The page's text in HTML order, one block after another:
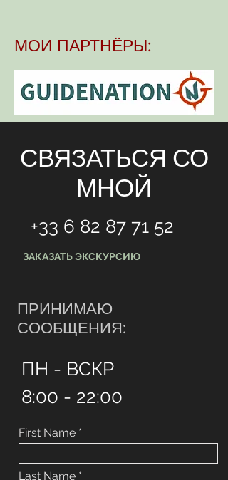
МОИ ПАРТНЁРЫ:
СВЯЗАТЬСЯ СО
МНОЙ
+33 6 82 87 71 52
ЗАКАЗАТЬ ЭКСКУРСИЮ
ПРИНИМАЮ
СООБЩЕНИЯ:
First Name
Last Name
ПН - ВСКР
8:00 - 22:00